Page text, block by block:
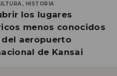
HISTORIA
los lugares
menos conocidos
del aeropuerto
de Kansai